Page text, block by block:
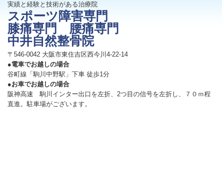
実績と経験と技術がある治療院
スポーツ障害専門
膝痛専門 腰痛専門
中井自然整骨院
〒546-0042 大阪市東住吉区西今川4-22-14
●電車でお越しの場合
谷町線「駒川中野駅」下車 徒歩1分
●お車でお越しの場合
阪神高速 駒川インター出口を左折、2つ目の信号を左折し、７０ｍ程
直進。駐車場がございます。